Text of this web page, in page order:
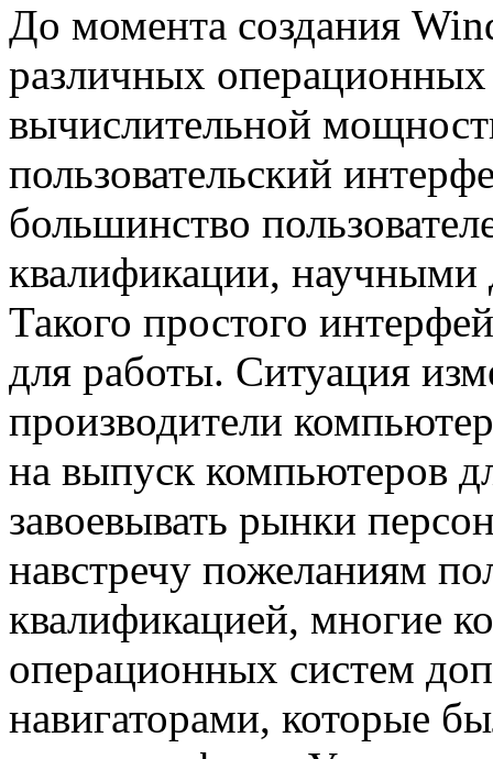
До момента создания
различных
вычислительной
пользовательский
большинство
квалификации, научными
Такого простого
для работы. Ситуация
производители
на выпуск компьютеров
завоевывать рынки
навстречу пожеланиям
квалификацией, многие
операционных систем
навигаторами, которые